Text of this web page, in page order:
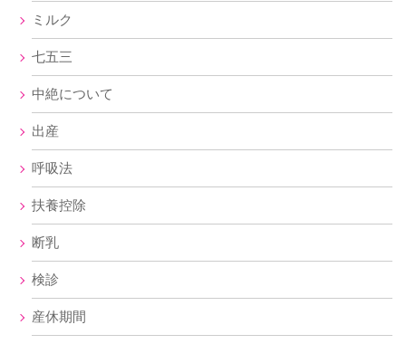
ミルク
七五三
中絶について
出産
呼吸法
扶養控除
断乳
検診
産休期間